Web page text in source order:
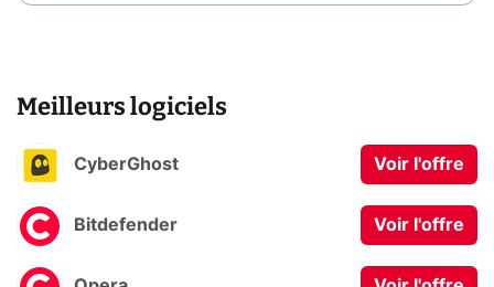
Meilleurs logiciels
CyberGhost Voir l'offre
Bitdefender Voir l'offre